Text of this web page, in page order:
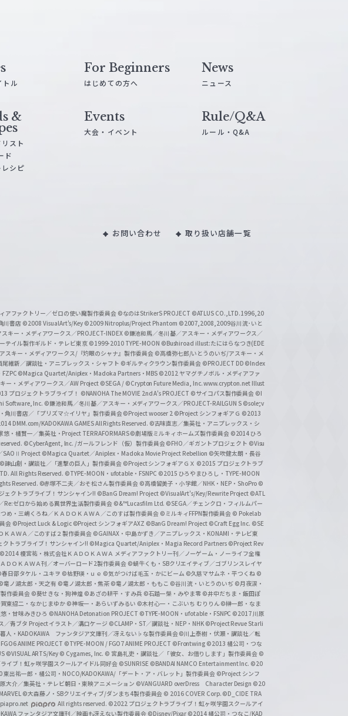
トル
For Beginners
はじめての方へ
News
ニュース
&
スト
ド
シピ
Events
大会・イベント
Rule/Q&A
ルール・Q&A
お問い合わせ 取り扱い店舗一覧
アファクトリー／ゼロの使い魔製作委員会 ©なのはStrikerS PROJECT ©ATLUS CO.,LTD.1996,20
川書店 ©2008 VisualArt's/Key ©2009 Nitroplus/Project Phantom ©2007,2008,2009谷川流･いと
キー・メディアワークス／PROJECT-INDEX ©鎌池和馬／冬川基／アスキー・メディアワークス／
テイル製作ギルド・テレビ東京 ©1999-2010 TYPE-MOON ©Bushiroad illust:たにはらなつき(EDE
スキー・メディアワークス/『灼眼のシャナ』製作委員会 ©高橋弥七郎/いとうのいぢ/アスキー・メ
維新／講談社・アニプレックス・シャフト ©ギルティクラウン製作委員会 ©PROJECT DD ©Index
©Magica Quartet/Aniplex・Madoka Partners・MBS ©2012 ヤマグチノボル・メディアファ
ー・メディアワークス／AW Project ©SEGA / ©Crypton Future Media, Inc. www.crypton.net Illust
プロジェクトラブライブ！ ©NANOHA The MOVIE 2nd A's PROJECT ©サイコパス製作委員会 ©I
Software, Inc. ©鎌池和馬／冬川基／アスキー・メディアワークス／PROJECT-RAILGUN S ©sole;v
角川書店／「プリズマ☆イリヤ」製作委員会©Project wooser 2 ©Project シンフォギアＧ ©2013
DMM.com/KADOKAWA GAMES All Rights Reserved. ©古味直志／集英社・アニプレックス・シ
悠・橘賢一／集英社・Project TERRAFORMARS©劇場版ミルキィホームズ製作委員会 ©2014 ひろ
©CyberAgent, Inc. /ガールフレンド（仮）製作委員会©FHO／ギガントプロジェクト ©Visu
SAOⅡ Project ©Magica Quartet／Aniplex・Madoka Movie Project Rebellion ©矢吹健太朗・長谷
©諫山創・講談社／「進撃の巨人」製作委員会 ©Project シンフォギアＧＸ ©2015 プロジェクトラブ
All Rights Reserved. ©TYPE-MOON・ufotable・FSNPC ©2015 ひろやまひろし・TYPE-MOON
Reserved. ©赤塚不二夫／おそ松さん製作委員会 ©高橋留美子・小学館／NHK・NEP・ShoPro ©
ェクトラブライブ！サンシャイン!! ©BanG Dream! Project ©VisualArt's/Key/Rewrite Project ©ATL
Re:ゼロから始める異世界生活製作委員会 ©&™Lucasfilm Ltd. ©SEGA／チェンクロ・フィルムパー
め・三嶋くろね／ＫＡＤＯＫＡＷＡ／このすば製作委員会 ©ミルキィFFPN製作委員会 © Pokelab
会 ©Project Luck & Logic ©Project シンフォギアAXZ ©BanG Dream! Project ©Craft Egg Inc. ©SE
ＡＷＡ／このすば２製作委員会 ©GAINAX・中島かずき／アニプレックス・KONAMI・テレビ東
トラブライブ！サンシャイン!! ©Magica Quartet/Aniplex・Magia Record Partners ©Project Rev
©2014 榎宮祐・株式会社ＫＡＤＯＫＡＷＡ メディアファクトリー刊／ノーゲーム・ノーライフ全権
ＤＯＫＡＷＡ刊／オーバーロード2製作委員会 ©蝸牛くも・SBクリエイティブ／ゴブリンスレイヤ
日部タケル・ユキヲ ©枯野瑛・ｕｅ ©気がつけば毛玉・かにビーム ©久慈マサムネ・平つくね ©
竜ノ湖太郎・天之有 ©竜ノ湖太郎・焦茶 ©竜ノ湖太郎・ももこ ©谷川流・いとうのいぢ ©月夜涙・
作委員会 ©葵せきな・狗神煌 ©あざの耕平・すみ兵 ©石踏一榮・みやま零 ©井中だちま・飯田ぽ
東招二・なかじまゆか ©神坂一・あらいずみるい ©木村心一・こぶいち むりりん ©榊一郎・なま
・甘味みきひろ ©NANOHA Detonation PROJECT ©TYPE-MOON・ufotable・FSNPC ©2017 川原
青ブタ Project イラスト／溝口ケージ ©CLAMP・ST／講談社・NEP・NHK ©Project Revue Starli
・KADOKAWA ファンタジア文庫刊／冴えない♭な製作委員会©川上泰樹・伏瀬・講談社／転
ANIME PROJECT ©TYPE-MOON / FGO7 ANIME PROJECT ©Frontwing ©2013 橘公司・つな
©VISUAL ARTS/Key © Cygames, Inc. © 宮島礼吏・講談社／「彼女、お借りします」製作委員会 ©
イブ！虹ヶ咲学園スクールアイドル同好会 ©SUNRISE ©BANDAI NAMCO Entertainment Inc. ©20
東出祐一郎・橘公司・NOCO/KADOKAWA/「デート・ア・バレット」製作委員会 ©Project シンフ
大介／集英社・テレビ朝日・東映アニメーション ©VANGUARD overDress Character Design ©20
©大森藤ノ・SBクリエイティブ/ダンまち4製作委員会 © 2016 COVER Corp. ©D_CIDE TRA
All rights reserved. ©2022 プロジェクトラブライブ！虹ヶ咲学園スクールアイ
ファンタジア文庫刊／映画も冴えない製作委員会 ©Disney/Pixar ©2014 橘公司・つなこ/KAD